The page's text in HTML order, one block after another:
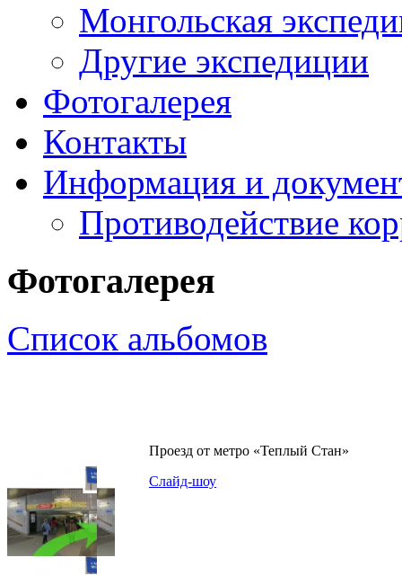
Монгольская
Другие экспедиции
Фотогалерея
Контакты
Информация и
Противодействие
Фотогалерея
Список альбомов
Проезд от метро «Теплый Стан»
Слайд-шоу